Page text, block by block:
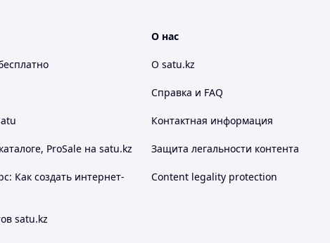
ProSale на satu.kz
Как создать интернет-
satu.kz
О нас
О satu.kz
Справка и FAQ
Контактная информация
Защита легальности контента
Content legality protection